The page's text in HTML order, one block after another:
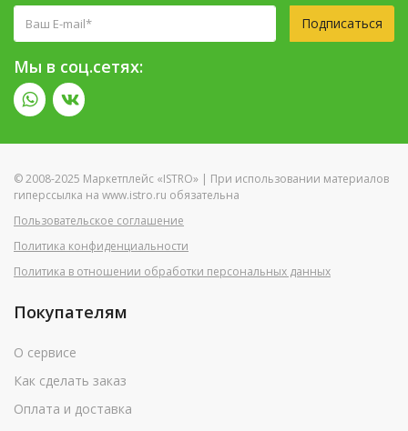
Подписаться
Мы в соц.сетях:
© 2008-2025 Маркетплейс «ISTRO» | При использовании материалов
гиперссылка на www.istro.ru обязательна
Пользовательское соглашение
Политика конфиденциальности
Политика в отношении обработки персональных данных
Покупателям
О сервисе
Как сделать заказ
Оплата и доставка